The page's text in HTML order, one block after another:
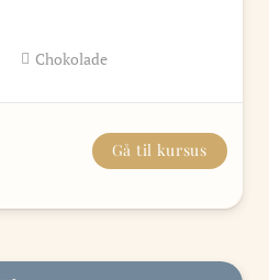
Chokolade
Gå til kursus